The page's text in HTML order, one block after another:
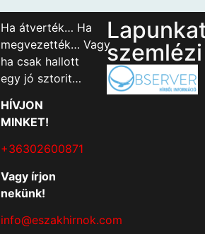
Ha átverték… Ha
megvezették… Vagy
ha csak hallott
egy jó sztorit…
HÍVJON
MINKET!
+36302600871
Vagy írjon
nekünk!
info@eszakhirnok.com
szemlézi